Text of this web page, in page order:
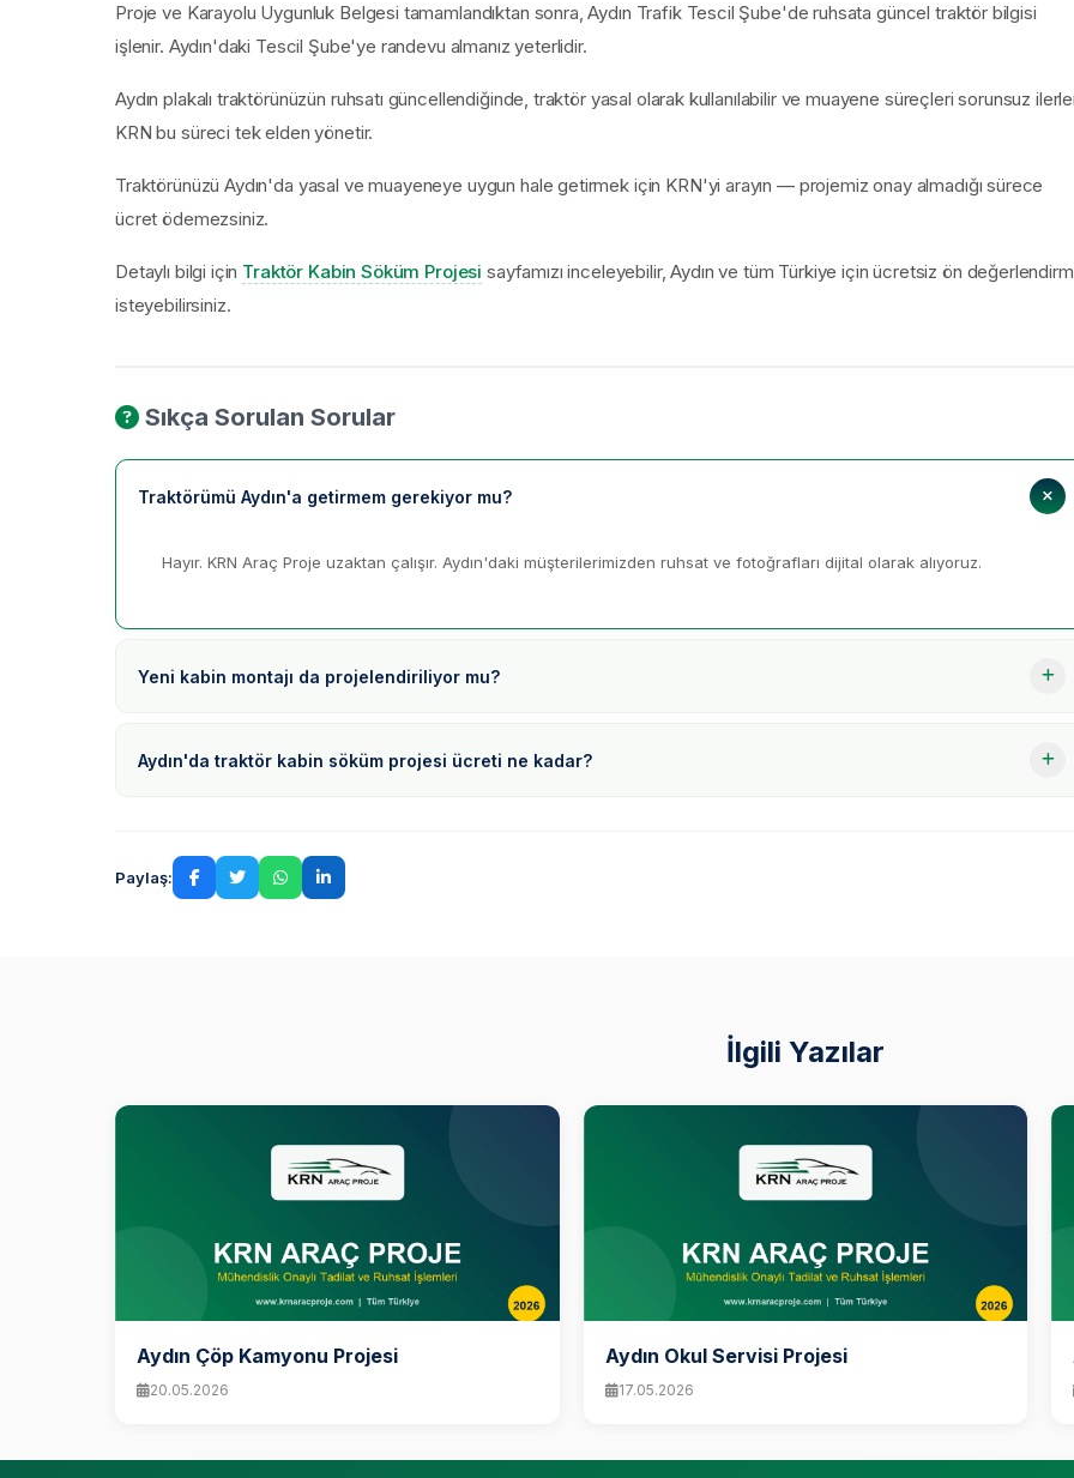
Proje ve Karayolu Uygunluk Belgesi tamamlandıktan sonra, Aydın Trafik Tescil Şube'de ruhsata güncel traktör bilgisi
işlenir. Aydın'daki Tescil Şube'ye randevu almanız yeterlidir.
Aydın plakalı traktörünüzün ruhsatı güncellendiğinde, traktör yasal olarak kullanılabilir ve muayene süreçleri sorunsuz
KRN bu süreci tek elden yönetir.
Traktörünüzü Aydın'da yasal ve muayeneye uygun hale getirmek için KRN'yi arayın — projemiz onay almadığı sürece
ücret ödemezsiniz.
Detaylı bilgi için Traktör Kabin Söküm Projesi sayfamızı inceleyebilir, Aydın ve tüm Türkiye için ücretsiz ön
isteyebilirsiniz.
Sıkça Sorulan Sorular
Traktörümü Aydın'a getirmem gerekiyor mu?
Hayır. KRN Araç Proje uzaktan çalışır. Aydın'daki müşterilerimizden ruhsat ve fotoğrafları dijital olarak alıyoruz.
Yeni kabin montajı da projelendiriliyor mu?
Aydın'da traktör kabin söküm projesi ücreti ne kadar?
Paylaş:
İlgili Yazılar
Aydın Çöp Kamyonu Projesi
20.05.2026
Aydın Okul Servisi Projesi
17.05.2026